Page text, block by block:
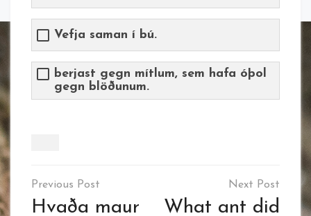
Vefja saman í bú.
berjast gegn mítlum, sem hafa óþol
gegn blöðunum.
Leiðarkerfi
færslu
Hvaða maur
What ant did